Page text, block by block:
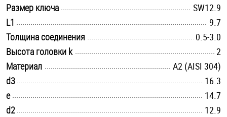
Шпильки
Шплинты
Штифты и пальцы
Размер ключа
SW12.9
L1
9.7
Толщина соединения
0.5-3.0
Высота головки k
2
Материал
А2 (AISI 304)
d3
16.3
e
14.7
d2
12.9